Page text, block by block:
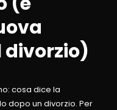
divorzio)
cosa dice la
dopo un divorzio. Per